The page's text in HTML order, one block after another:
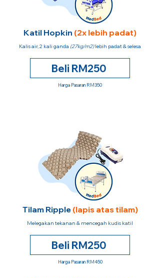
Katil Hopkin (2x lebih padat)
Kalis air, 2 kali ganda (27kg/m2)lebih padat & selesa
Beli RM250
Harga Pasaran RM350
Tilam Ripple (lapis atas tilam)
Melegakan tekanan & mencegah kudis katil
Beli RM250
Harga Pasaran RM450